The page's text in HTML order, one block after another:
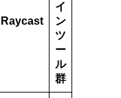
Raycast
イ
ン
ツ
ー
ル
群